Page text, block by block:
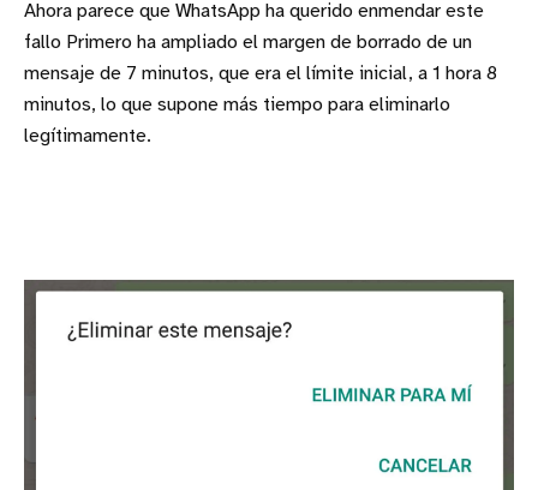
Ahora parece que WhatsApp ha querido enmendar este
fallo Primero ha ampliado el margen de borrado de un
mensaje de 7 minutos, que era el límite inicial, a 1 hora 8
minutos, lo que supone más tiempo para eliminarlo
legítimamente.